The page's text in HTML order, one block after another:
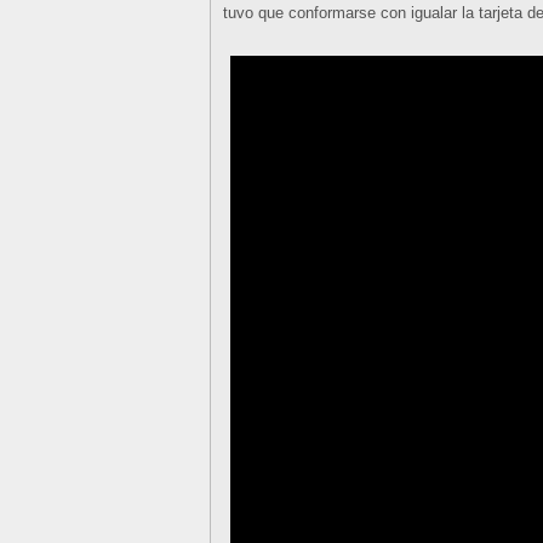
tuvo que conformarse con igualar la tarjeta